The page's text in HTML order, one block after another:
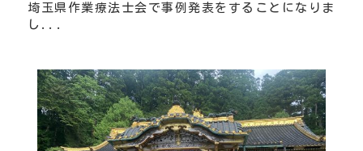
埼玉県作業療法士会で事例発表をすることになりま
し...